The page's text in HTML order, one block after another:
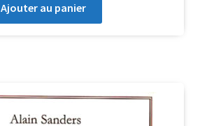
Ajouter au panier